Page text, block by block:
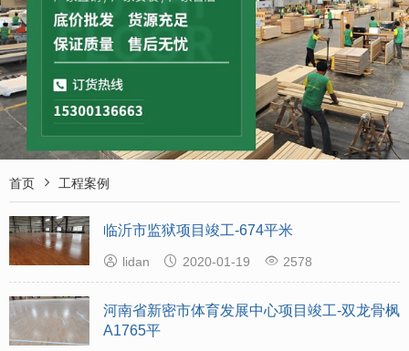
首页  工程案例
临沂市监狱项目竣工-674平米
 lidan  2020-01-19  2578
河南省新密市体育发展中心项目竣工-双龙骨枫
A1765平